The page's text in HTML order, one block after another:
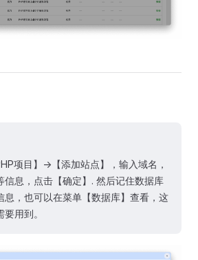
项目】->【添加站点】，输入域名，
信息，点击【确定】. 然后记住数据库
息，也可以在菜单【数据库】查看，这
用到。